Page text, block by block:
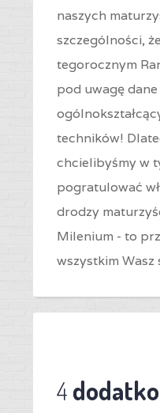
naszych
szczególności,
tegorocznym
pod uwagę
techników!
chcielibyśmy w
pogratulować
drodzy
Milenium - to
wszystkim Wasz
4